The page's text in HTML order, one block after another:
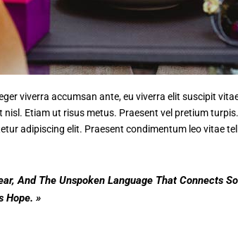
viverra accumsan ante, eu viverra elit suscipit
Etiam ut risus metus. Praesent vel pretium
adipiscing elit. Praesent condimentum leo vitae
And The Unspoken Language That Connects
Hope. »